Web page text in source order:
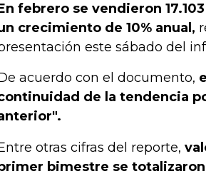
febrero se vendieron
crecimiento de 10% anual,
este sábado del
acuerdo con el documento,
de la tendencia
otras cifras del reporte,
bimestre se